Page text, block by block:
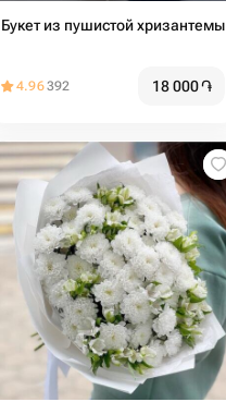
Букет из пушистой хризантемы
4.96392 18 000֏